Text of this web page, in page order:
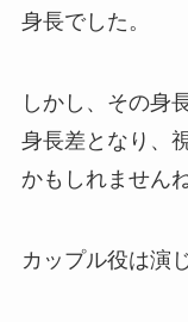
身長でした。
しかし、その身
身長差となり、
かもしれません
カップル役は演